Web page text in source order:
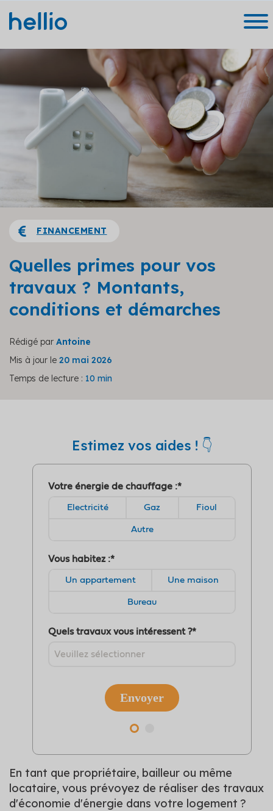
FINANCEMENT
Quelles primes pour vos
travaux ? Montants,
conditions et démarches
Rédigé par Antoine
Mis à jour le 20 mai 2026
Temps de lecture : 10 min
Estimez vos aides ! 👇
En tant que propriétaire, bailleur ou même
locataire, vous prévoyez de réaliser des travaux
d'économie d'énergie dans votre logement ?